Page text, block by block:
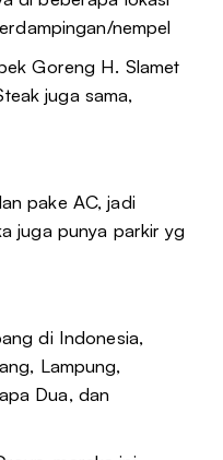
nempel
Goreng H. Slamet
juga sama,
pake AC, jadi
juga punya parkir yg
di Indonesia,
Lampung,
Dua, dan